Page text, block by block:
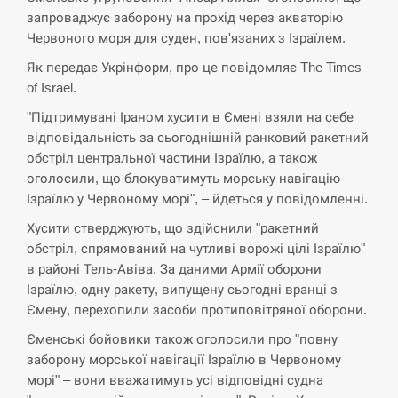
СЕРПЕНЬ
14:53
Экс-послу в США Стефанишиной вручили новое
подозрение и избирают меру…
СЕРПЕНЬ
У Росії розгортається ракетний підрозділ КНДР –
Reuters
СЕРПЕНЬ
14:23
Поставки ракет для ПВО сократились втрое,
хотя у партнеров они…
СЕРПЕНЬ
У Румунії затоплять чотири баржі для
збільшення потоку води до…
запроваджує заборону на прохід через акваторію
Червоного моря для суден, пов'язаних з Ізраїлем.
Як передає Укрінформ, про це повідомляє The Times
of Israel.
"Підтримувані Іраном хусити в Ємені взяли на себе
відповідальність за сьогоднішній ранковий ракетний
обстріл центральної частини Ізраїлю, а також
оголосили, що блокуватимуть морську навігацію
Ізраїлю у Червоному морі", – йдеться у повідомленні.
Хусити стверджують, що здійснили "ракетний
обстріл, спрямований на чутливі ворожі цілі Ізраїлю"
в районі Тель-Авіва. За даними Армії оборони
Ізраїлю, одну ракету, випущену сьогодні вранці з
Ємену, перехопили засоби протиповітряної оборони.
Єменські бойовики також оголосили про "повну
заборону морської навігації Ізраїлю в Червоному
морі" – вони вважатимуть усі відповідні судна